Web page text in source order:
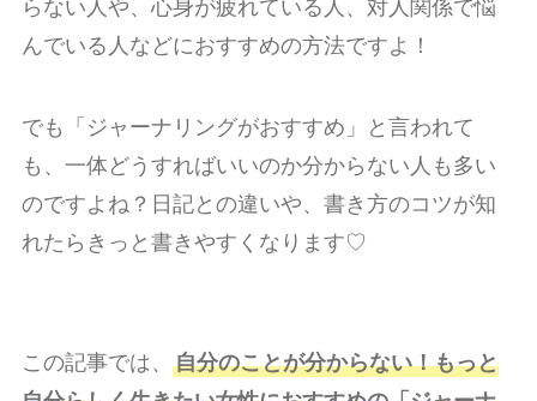
らない人や、心身が疲れている人、対人関係で悩
んでいる人などにおすすめの方法ですよ！
でも「ジャーナリングがおすすめ」と言われて
も、一体どうすればいいのか分からない人も多い
のですよね？日記との違いや、書き方のコツが知
れたらきっと書きやすくなります♡
この記事では、 自分のことが分からない！もっと